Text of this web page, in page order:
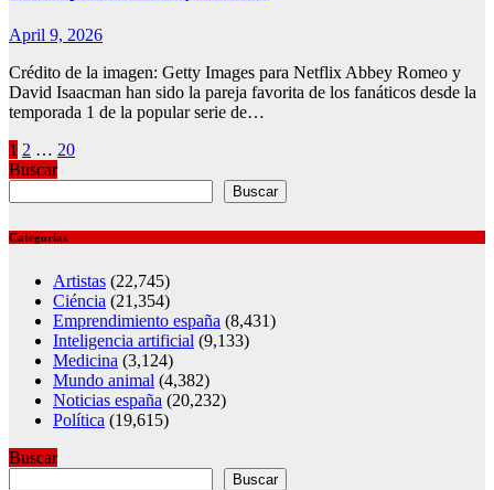
April 9, 2026
Crédito de la imagen: Getty Images para Netflix Abbey Romeo y
David Isaacman han sido la pareja favorita de los fanáticos desde la
temporada 1 de la popular serie de…
Posts
pagination
1 2 … 20
Buscar
Buscar
Categorías
Artistas (22,745)
Ciéncia (21,354)
Emprendimiento españa (8,431)
Inteligencia artificial (9,133)
Medicina (3,124)
Mundo animal (4,382)
Noticias españa (20,232)
Política (19,615)
Buscar
Buscar